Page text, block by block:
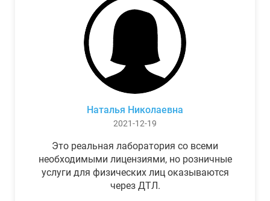
Наталья Николаевна
2021-12-19
Это реальная лаборатория со всеми
необходимыми лицензиями, но розничные
услуги для физических лиц оказываются
через ДТЛ.